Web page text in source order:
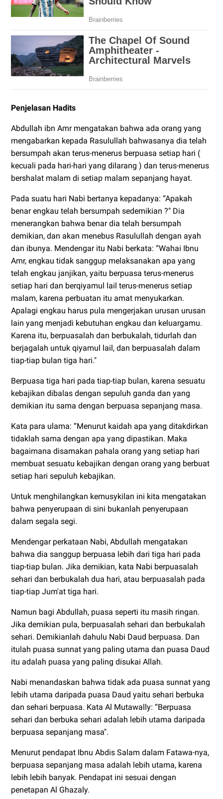
Penjelasan Hadits
Abdullah ibn Amr mengatakan bahwa ada orang yang
mengabarkan kepada Rasulullah bahwasanya dia telah
bersumpah akan terus-menerus berpuasa setiap hari (
kecuali pada hari-hari yang dilarang ) dan terus-menerus
bershalat malam di setiap malam sepanjang hayat.
Pada suatu hari Nabi bertanya kepadanya: “Apakah
benar engkau telah bersumpah sedemikian ?" Dia
menerangkan bahwa benar dia telah bersumpah
demikian, dan akan menebus Rasulullah dengan ayah
dan ibunya. Mendengar itu Nabi berkata: “Wahai Ibnu
Amr, engkau tidak sanggup melaksanakan apa yang
telah engkau janjikan, yaitu berpuasa terus-menerus
setiap hari dan berqiyamul lail terus-menerus setiap
malam, karena perbuatan itu amat menyukarkan.
Apalagi engkau harus pula mengerjakan urusan urusan
lain yang menjadi kebutuhan engkau dan keluargamu.
Karena itu, berpuasalah dan berbukalah, tidurlah dan
berjagalah untuk qiyamul lail, dan berpuasalah dalam
tiap-tiap bulan tiga hari."
Berpuasa tiga hari pada tiap-tiap bulan, karena sesuatu
kebajikan dibalas dengan sepuluh ganda dan yang
demikian itu sama dengan berpuasa sepanjang masa.
Kata para ulama: “Menurut kaidah apa yang ditakdirkan
tidaklah sama dengan apa yang dipastikan. Maka
bagaimana disamakan pahala orang yang setiap hari
membuat sesuatu kebajikan dengan orang yang berbuat
setiap hari sepuluh kebajikan.
Untuk menghilangkan kemusykilan ini kita mengatakan
bahwa penyerupaan di sini bukanlah penyerupaan
dalam segala segi.
Mendengar perkataan Nabi, Abdullah mengatakan
bahwa dia sanggup berpuasa lebih dari tiga hari pada
tiap-tiap bulan. Jika demikian, kata Nabi berpuasalah
sehari dan berbukalah dua hari, atau berpuasalah pada
tiap-tiap Jum'at tiga hari.
Namun bagi Abdullah, puasa seperti itu masih ringan.
Jika demikian pula, berpuasalah sehari dan berbukalah
sehari. Demikianlah dahulu Nabi Daud berpuasa. Dan
itulah puasa sunnat yang paling utama dan puasa Daud
itu adalah puasa yang paling disukai Allah.
Nabi menandaskan bahwa tidak ada puasa sunnat yang
lebih utama daripada puasa Daud yaitu sehari berbuka
dan sehari berpuasa. Kata Al Mutawally: “Berpuasa
sehari dan berbuka sehari adalah lebih utama daripada
berpuasa sepanjang masa".
Menurut pendapat Ibnu Abdis Salam dalam Fatawa-nya,
berpuasa sepanjang masa adalah lebih utama, karena
lebih lebih banyak. Pendapat ini sesuai dengan
penetapan Al Ghazaly.